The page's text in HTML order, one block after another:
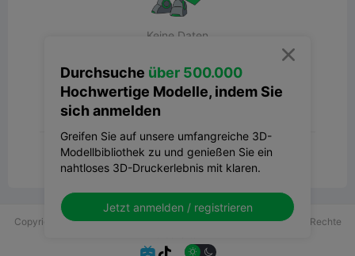
Keine Daten
Weitere Kommentare anzeigen
Copyright © 2025 Shenzhen Creality 3D Technology Co., Ltd. Alle Rechte
 
Durchsuche über 500.000
Hochwertige Modelle, indem Sie
sich anmelden
Greifen Sie auf unsere umfangreiche 3D-
Modellbibliothek zu und genießen Sie ein
nahtloses 3D-Druckerlebnis mit klaren.
Jetzt anmelden / registrieren
